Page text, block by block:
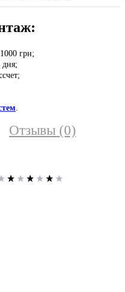
грн;
дня;
Отзывы (0)